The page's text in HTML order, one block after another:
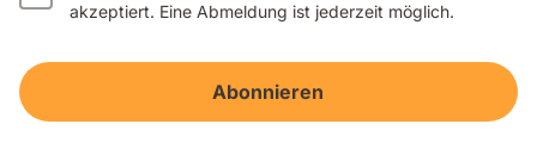
akzeptiert. Eine Abmeldung ist jederzeit möglich.
Abonnieren